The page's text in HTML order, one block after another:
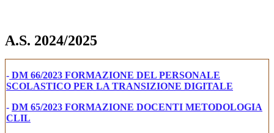
A.S. 2024/2025
- DM 66/2023 FORMAZIONE DEL PERSONALE
SCOLASTICO PER LA TRANSIZIONE DIGITALE
- DM 65/2023 FORMAZIONE DOCENTI METODOLOGIA
CLIL